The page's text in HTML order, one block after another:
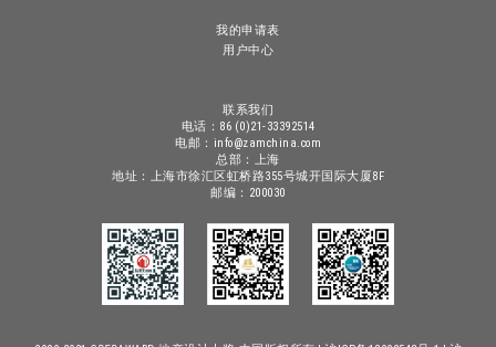
我的申请表
用户中心
联系我们
电话：86 (0)21-33392514
电邮：info@zamchina.com
总部：上海
地址：上海市徐汇区虹桥路355号城开国际大厦8F
邮编：200030